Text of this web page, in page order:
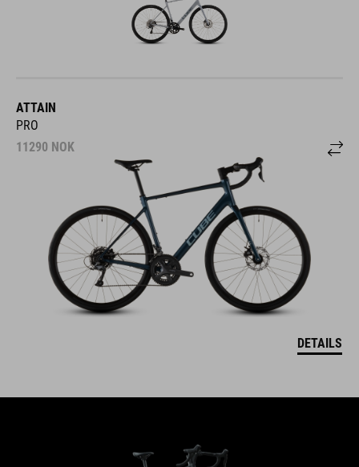
ATTAIN
PRO
11290 NOK
DETAILS